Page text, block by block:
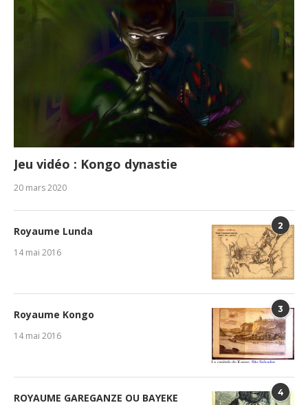
Jeu vidéo : Kongo dynastie
20 mars 2020
2
Royaume Lunda
14 mai 2016
3
Royaume Kongo
14 mai 2016
4
ROYAUME GAREGANZE OU BAYEKE